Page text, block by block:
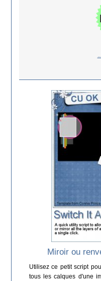
Miroir ou
Utilisez ce petit script
tous les calques d'une